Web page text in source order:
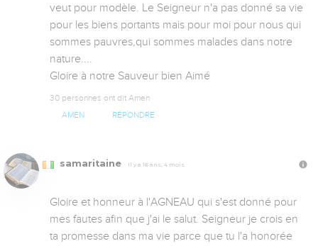
veut pour modèle. Le Seigneur n'a pas donné sa vie
pour les biens portants mais pour moi pour nous qui
sommes pauvres,qui sommes malades dans notre
nature....
Gloire à notre Sauveur bien Aimé
30 personnes ont dit Amen
AMEN RÉPONDRE
samaritaine Il y a 16 ans, 4 mois
Gloire et honneur à l'AGNEAU qui s'est donné pour
mes fautes afin que j'ai le salut. Seigneur je crois en
ta promesse dans ma vie parce que tu l'a honorée